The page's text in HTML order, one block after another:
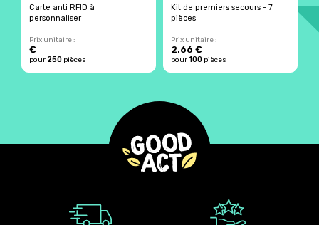
Carte anti RFID à
personnaliser
Prix unitaire :
€
pour250 pièces
Kit de premiers secours - 7
pièces
Prix unitaire :
2.66 €
pour100 pièces